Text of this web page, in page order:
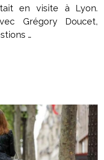
en visite à Lyon.
Grégory Doucet,
…